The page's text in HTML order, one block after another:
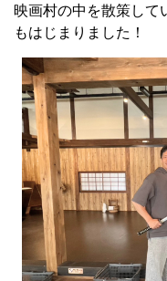
お侍さんの体験もで